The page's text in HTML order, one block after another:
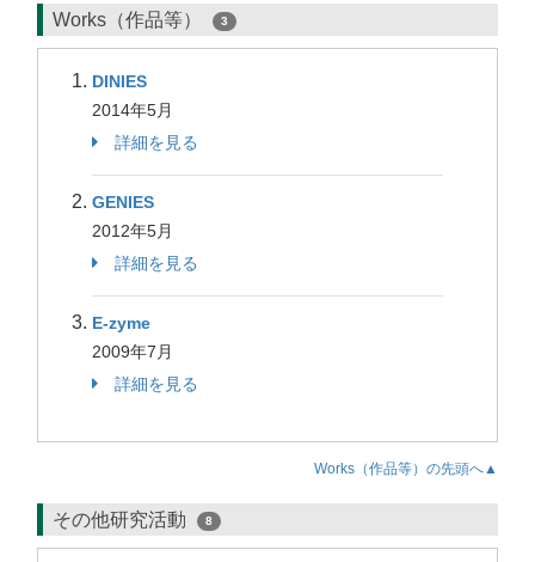
Works（作品等） 3
DINIES
2014年5月
詳細を見る
GENIES
2012年5月
詳細を見る
E-zyme
2009年7月
詳細を見る
Works（作品等）の先頭へ▲
その他研究活動 8